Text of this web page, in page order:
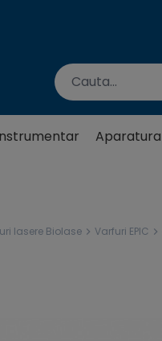
Aparatura
lasere Biolase Varfuri EPIC